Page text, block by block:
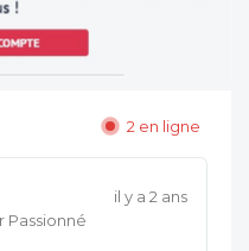
2 en ligne
Passionné
il y a 2 ans